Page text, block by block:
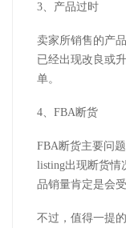
3、产品过时
卖家所销售的产
已经出现改良或
单。
4、FBA断货
FBA断货主要问
listing出现断货情
品销量肯定是会
不过，值得一提